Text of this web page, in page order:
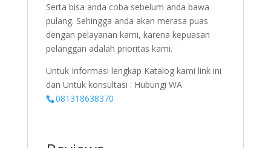
Serta bisa anda coba sebelum anda bawa
pulang. Sehingga anda akan merasa puas
dengan pelayanan kami, karena kepuasan
pelanggan adalah prioritas kami.
Untuk Informasi lengkap Katalog kami link ini
dan Untuk konsultasi : Hubungi WA
081318638370